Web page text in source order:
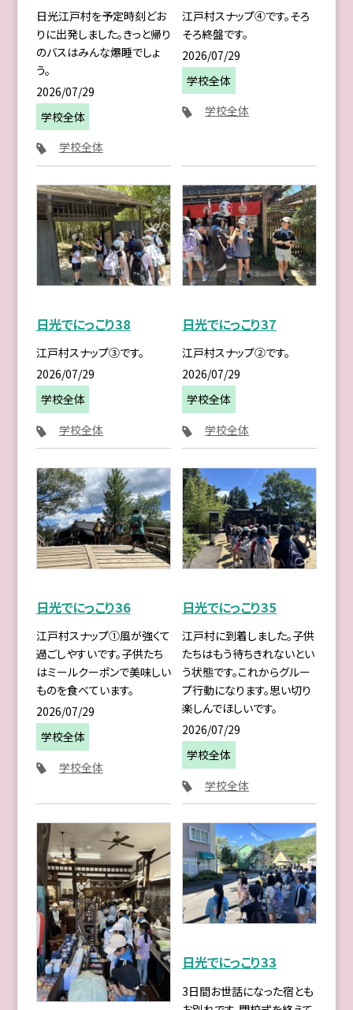
日光江戸村を予定時刻どお
りに出発しました。きっと帰り
のバスはみんな爆睡でしょ
う。
2026/07/29
学校全体
学校全体
江戸村スナップ④です。そろ
そろ終盤です。
2026/07/29
学校全体
学校全体
日光でにっこり38
江戸村スナップ③です。
2026/07/29
学校全体
学校全体
日光でにっこり37
江戸村スナップ②です。
2026/07/29
学校全体
学校全体
日光でにっこり36
江戸村スナップ①風が強くて
過ごしやすいです。子供たち
はミールクーポンで美味しい
ものを食べています。
2026/07/29
学校全体
学校全体
日光でにっこり35
江戸村に到着しました。子供
たちはもう待ちきれないとい
う状態です。これからグルー
プ行動になります。思い切り
楽しんでほしいです。
2026/07/29
学校全体
学校全体
日光でにっこり33
3日間お世話になった宿とも